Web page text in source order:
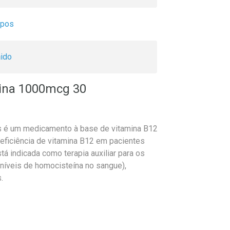
1000mcg 30
um medicamento à base de vitamina B12
de vitamina B12 em pacientes
indicada como terapia auxiliar para os
de homocisteína no sangue),